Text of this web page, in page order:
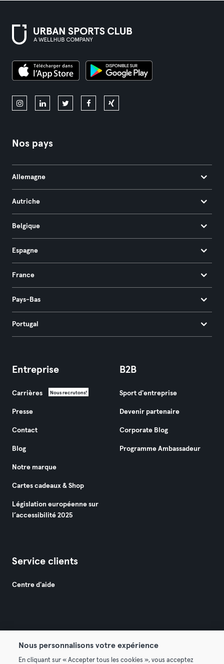
Nos pays
Allemagne
Autriche
Belgique
Espagne
France
Pays-Bas
Portugal
Entreprise
Carrières Nous recrutons!
Presse
Contact
Blog
Notre marque
Cartes cadeaux & Shop
Législation européenne sur
l’accessibilité 2025
B2B
Sport d'entreprise
Devenir partenaire
Corporate Blog
Programme Ambassadeur
Service clients
Centre d'aide
Nous personnalisons votre expérience
En cliquant sur « Accepter tous les cookies », vous acceptez